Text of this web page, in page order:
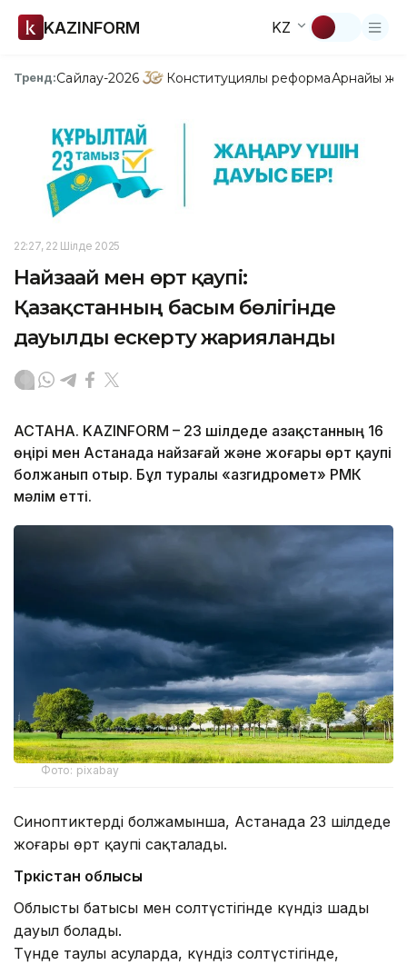
KAZINFORM KZ
Тренд:Сайлау-2026 Конституциялық реформаАрнайы
22:27, 22 Шілде 2025
Найзағай мен өрт қаупі:
Қазақстанның басым бөлігінде
дауылды ескерту жарияланды
АСТАНА. KAZINFORM – 23 шілдеде Қазақстанның 16
өңірі мен Астанада найзағай және жоғары өрт қаупі
болжанып отыр. Бұл туралы «Қазгидромет» РМК
мәлім етті.
Фото: pixabay
Синоптиктердің болжамынша, Астанада 23 шілдеде
жоғары өрт қаупі сақталады.
Түркістан облысы
Облыстың батысы мен солтүстігінде күндіз шаңды
дауыл болады.
Түнде таулы асуларда, күндіз солтүстігінде,